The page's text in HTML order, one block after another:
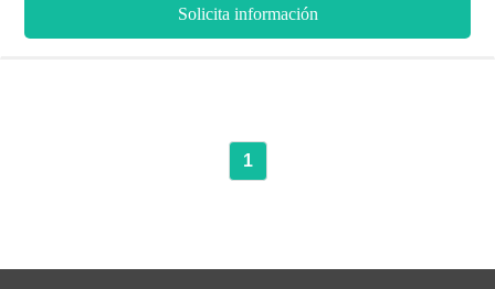
Solicita información
1